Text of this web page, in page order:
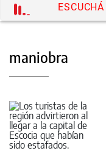
ESCUCHÁ
maniobra